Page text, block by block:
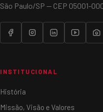
São Paulo/SP — CEP 05001-
INSTITUCIONAL
História
Missão, Visão e Valores